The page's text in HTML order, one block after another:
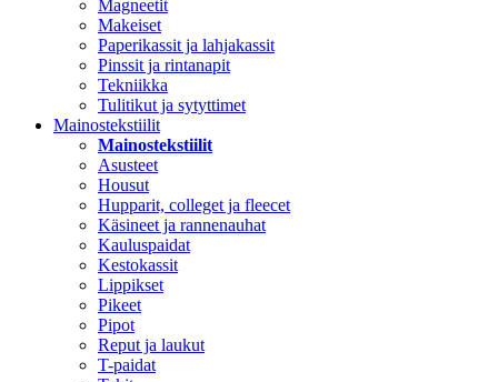
Magneetit
Makeiset
Paperikassit ja lahjakassit
Pinssit ja rintanapit
Tekniikka
Tulitikut ja sytyttimet
Mainostekstiilit
Mainostekstiilit
Asusteet
Housut
Hupparit, colleget ja fleecet
Käsineet ja rannenauhat
Kauluspaidat
Kestokassit
Lippikset
Pikeet
Pipot
Reput ja laukut
T-paidat